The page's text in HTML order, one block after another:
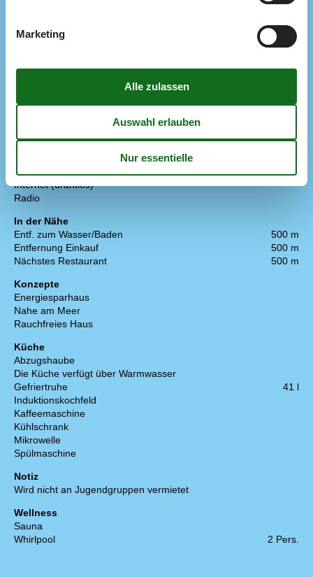
Naturgrundstück
1200 m²
Drinnen
Fußbodenheizung in den Badezimmern
Chromecast
Flachbildfernseher
Internet (drahtlos)
Radio
In der Nähe
Entf. zum Wasser/Baden
500 m
Entfernung Einkauf
500 m
Nächstes Restaurant
500 m
Konzepte
Energiesparhaus
Nahe am Meer
Rauchfreies Haus
Küche
Abzugshaube
Die Küche verfügt über Warmwasser
Gefriertruhe
41 l
Induktionskochfeld
Kaffeemaschine
Kühlschrank
Mikrowelle
Spülmaschine
Notiz
Wird nicht an Jugendgruppen vermietet
Wellness
Sauna
Whirlpool
2 Pers.
Marketing